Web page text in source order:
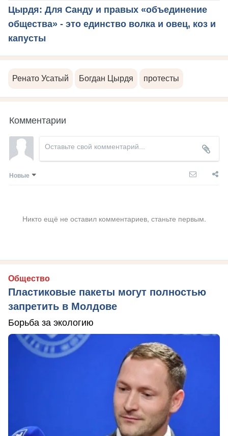
Цырдя: Для Санду и правых «объединение
общества» - это единство волка и овец, коз и
капусты
Ренато Усатый Богдан Цырдя протесты
Комментарии
Новые
Никто ещё не оставил комментариев, станьте первым.
Общество
Пластиковые пакеты могут полностью
запретить в Молдове
Борьба за экологию